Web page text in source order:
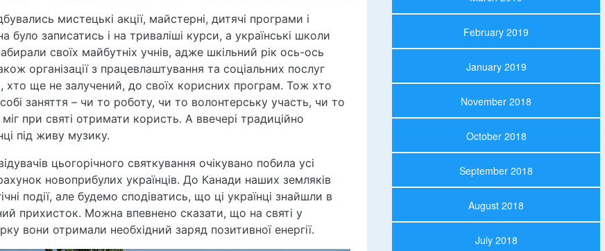
мистецькі акції, майстерні, дитячі програми і
було записатись і на триваліші курси, а українські школи
своїх майбутніх учнів, адже шкільний рік ось-ось
організації з працевлаштування та соціальних послуг
хто ще не залучений, до своїх корисних програм. Тож хто
заняття – чи то роботу, чи то волонтерську участь, чи то
при святі отримати користь. А ввечері традиційно
під живу музику.
цьогорічного святкування очікувано побила усі
новоприбулих українців. До Канади наших земляків
події, але будемо сподіватись, що ці українці знайшли в
прихисток. Можна впевнено сказати, що на святі у
вони отримали необхідний заряд позитивної енергії.
February 2019
January 2019
November 2018
October 2018
September 2018
August 2018
July 2018